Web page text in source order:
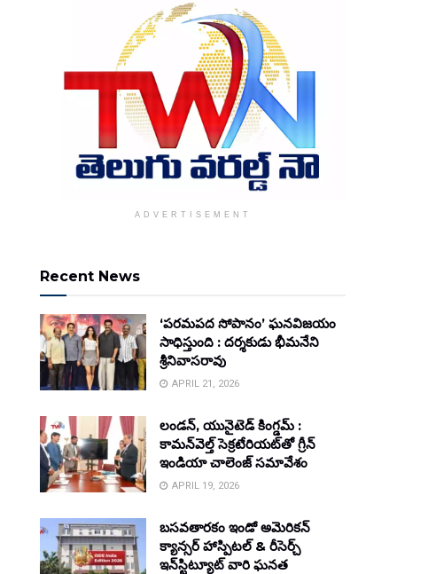
ADVERTISEMENT
Recent News
‘పరమపద సోపానం’ ఘనవిజయం
సాధిస్తుంది : దర్శకుడు భీమనేని
శ్రీనివాసరావు
APRIL 21, 2026
లండన్, యునైటెడ్ కింగ్డమ్ :
కామన్‌వెల్త్ సెక్రటేరియట్‌తో గ్రీన్
ఇండియా చాలెంజ్ సమావేశం
APRIL 19, 2026
బసవతారకం ఇండో అమెరికన్
క్యాన్సర్ హాస్పిటల్ & రీసెర్చ్
ఇన్‌స్టిట్యూట్ వారి ఘనత